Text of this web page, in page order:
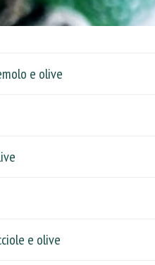
e olive
e olive